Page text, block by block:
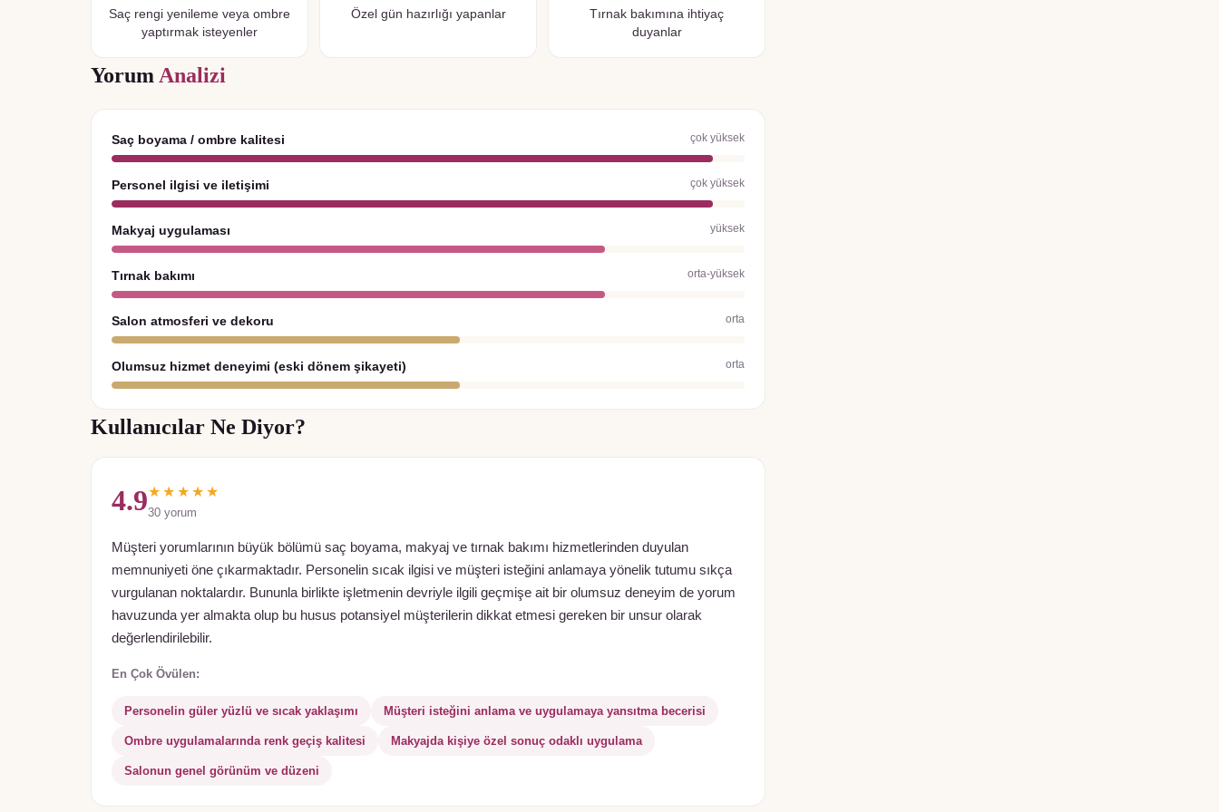
Saç rengi yenileme veya ombre
yaptırmak isteyenler
Özel gün hazırlığı yapanlar
Tırnak bakımına ihtiyaç
duyanlar
Yorum Analizi
Saç boyama / ombre kalitesi çok yüksek
Personel ilgisi ve iletişimi çok yüksek
Makyaj uygulaması yüksek
Tırnak bakımı orta-yüksek
Salon atmosferi ve dekoru orta
Olumsuz hizmet deneyimi (eski dönem şikayeti) orta
Kullanıcılar Ne Diyor?
4.9★★★★★
30 yorum
Müşteri yorumlarının büyük bölümü saç boyama, makyaj ve tırnak bakımı hizmetlerinden duyulan
memnuniyeti öne çıkarmaktadır. Personelin sıcak ilgisi ve müşteri isteğini anlamaya yönelik tutumu sıkça
vurgulanan noktalardır. Bununla birlikte işletmenin devriyle ilgili geçmişe ait bir olumsuz deneyim de yorum
havuzunda yer almakta olup bu husus potansiyel müşterilerin dikkat etmesi gereken bir unsur olarak
değerlendirilebilir.
En Çok Övülen:
Personelin güler yüzlü ve sıcak yaklaşımı Müşteri isteğini anlama ve uygulamaya yansıtma becerisi
Ombre uygulamalarında renk geçiş kalitesi Makyajda kişiye özel sonuç odaklı uygulama
Salonun genel görünüm ve düzeni